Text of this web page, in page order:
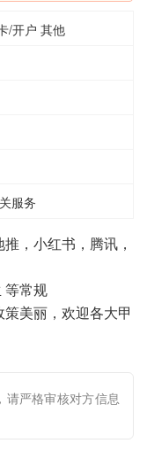
/开户 其他
服务
，小红书，腾讯，
常规
美丽，欢迎各大甲
严格审核对方信息